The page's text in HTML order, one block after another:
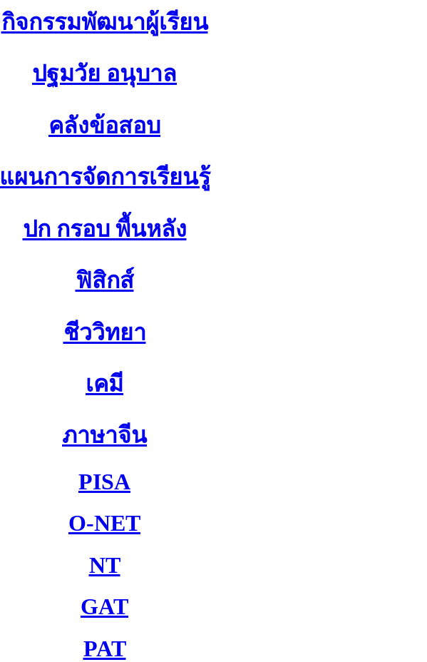
กิจกรรมพัฒนาผู้เรียน
ปฐมวัย อนุบาล
คลังข้อสอบ
แผนการจัดการเรียนรู้
ปก กรอบ พื้นหลัง
ฟิสิกส์
ชีววิทยา
เคมี
ภาษาจีน
PISA
O-NET
NT
GAT
PAT